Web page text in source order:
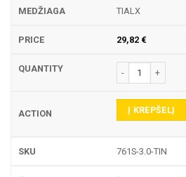
TIALX
29,82 €
produkto kiekis:
Į KREPŠELĮ
761S-3.0-TIN